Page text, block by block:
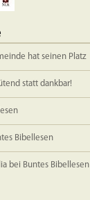
hat seinen Platz
statt dankbar!
Bibellesen
bei Buntes Bibellesen